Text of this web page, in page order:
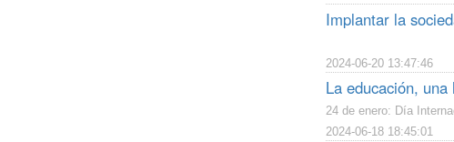
Implantar la
2024-06-20 13:47:46
La educación,
24 de enero: Día
2024-06-18 18:45:01